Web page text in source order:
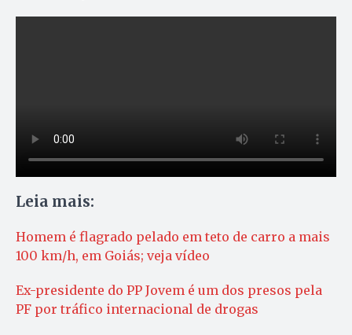
Leia mais:
Homem é flagrado pelado em teto de carro a mais
100 km/h, em Goiás; veja vídeo
Ex-presidente do PP Jovem é um dos presos pela
PF por tráfico internacional de drogas